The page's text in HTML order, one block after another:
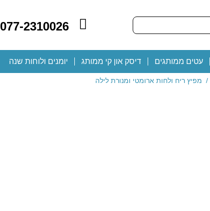
077-2310026
עטים ממותגים דיסק און קי ממותג יומנים ולוחות שנה
/ מפיץ ריח ולחות ארומטי ומנורת לילה